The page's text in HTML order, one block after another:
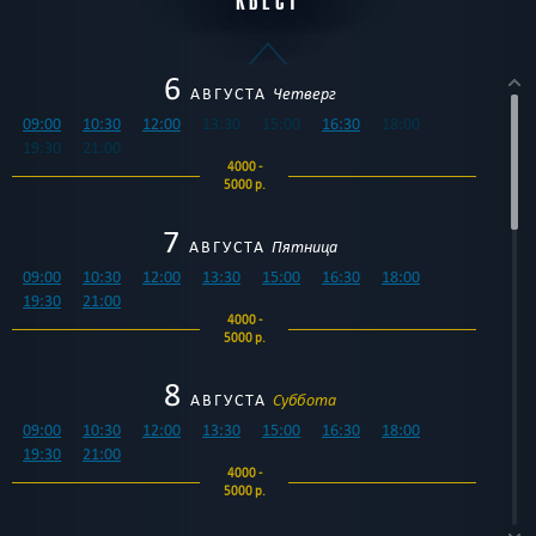
6 АВГУСТА Четверг
09:00 10:30 12:00 13:30 15:00 16:30
18:00
19:30
21:00
4000 -
5000 р.
7 АВГУСТА Пятница
09:00 10:30 12:00 13:30 15:00 16:30
18:00
19:30
21:00
4000 -
5000 р.
8 АВГУСТА Суббота
09:00 10:30 12:00 13:30 15:00 16:30
18:00
19:30
21:00
4000 -
5000 р.